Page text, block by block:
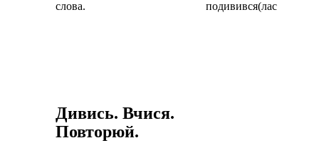
слова. подивився(лася).
Дивись. Вчися.
Повторюй.